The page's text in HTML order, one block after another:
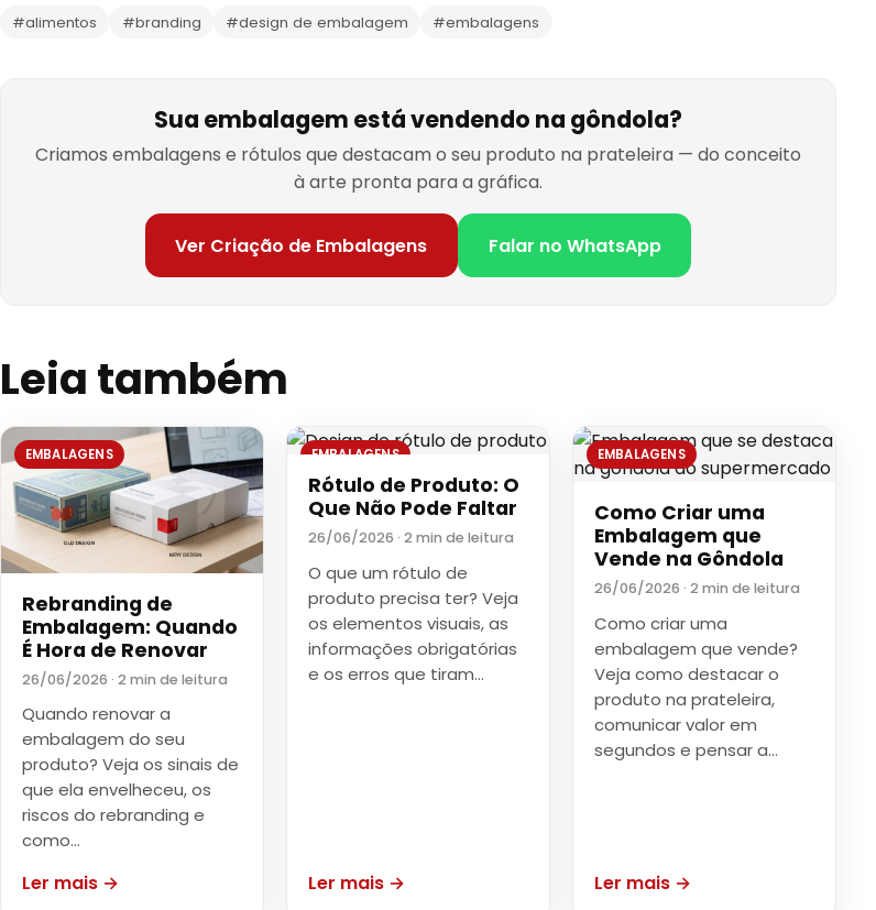
#alimentos #branding #design de embalagem #embalagens
Sua embalagem está vendendo na gôndola?
Criamos embalagens e rótulos que destacam o seu produto na prateleira — do conceito
à arte pronta para a gráfica.
Ver Criação de Embalagens Falar no WhatsApp
Leia também
EMBALAGENS
Rebranding de
Embalagem: Quando
É Hora de Renovar
26/06/2026 · 2 min de leitura
Quando renovar a
embalagem do seu
produto? Veja os sinais de
que ela envelheceu, os
riscos do rebranding e
como…
Ler mais →
EMBALAGENS
Rótulo de Produto: O
Que Não Pode Faltar
26/06/2026 · 2 min de leitura
O que um rótulo de
produto precisa ter? Veja
os elementos visuais, as
informações obrigatórias
e os erros que tiram…
Ler mais →
EMBALAGENS
Como Criar uma
Embalagem que
Vende na Gôndola
26/06/2026 · 2 min de leitura
Como criar uma
embalagem que vende?
Veja como destacar o
produto na prateleira,
comunicar valor em
segundos e pensar a…
Ler mais →